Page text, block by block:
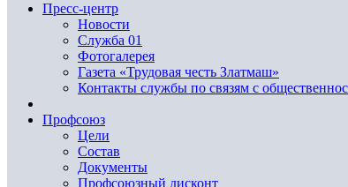
Пресс-центр
Новости
Служба 01
Фотогалерея
Газета «Трудовая честь Златмаш»
Контакты службы по связям с
Профсоюз
Цели
Состав
Документы
Профсоюзный дисконт